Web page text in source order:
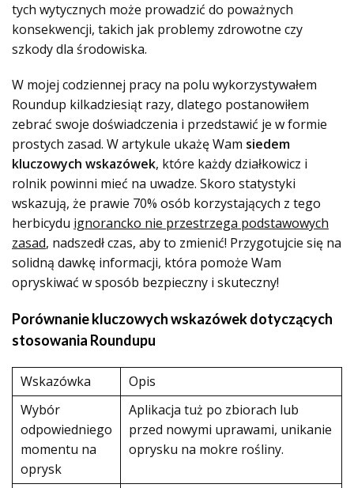
tych wytycznych może prowadzić do poważnych
konsekwencji, takich jak problemy zdrowotne czy
szkody dla środowiska.
W mojej codziennej pracy na polu wykorzystywałem
Roundup kilkadziesiąt razy, dlatego postanowiłem
zebrać swoje doświadczenia i przedstawić je w formie
prostych zasad. W artykule ukażę Wam siedem
kluczowych wskazówek, które każdy działkowicz i
rolnik powinni mieć na uwadze. Skoro statystyki
wskazują, że prawie 70% osób korzystających z tego
herbicydu ignorancko nie przestrzega podstawowych
zasad, nadszedł czas, aby to zmienić! Przygotujcie się na
solidną dawkę informacji, która pomoże Wam
opryskiwać w sposób bezpieczny i skuteczny!
Porównanie kluczowych wskazówek dotyczących
stosowania Roundupu
Wskazówka
Opis
Wybór
odpowiedniego
momentu na
oprysk
Aplikacja tuż po zbiorach lub
przed nowymi uprawami, unikanie
oprysku na mokre rośliny.